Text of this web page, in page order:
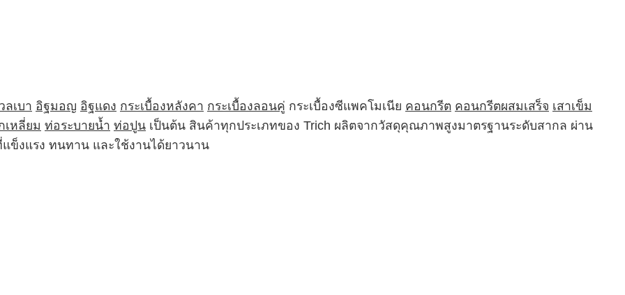
ลเบา อิฐมอญ อิฐแดง กระเบื้องหลังคา กระเบื้องลอนคู่ กระเบื้องซีแพคโมเนีย คอนกรีต คอนกรีตผสมเสร็จ เสาเข็ม
เหลี่ยม ท่อระบายน้ำ ท่อปูน เป็นต้น สินค้าทุกประเภทของ Trich ผลิตจากวัสดุคุณภาพสูงมาตรฐานระดับสากล ผ่าน
งแรง ทนทาน และใช้งานได้ยาวนาน